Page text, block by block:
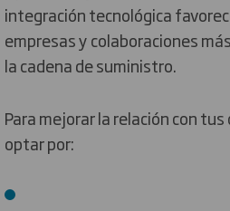
integración tecnológica
empresas y colaboraciones
la cadena de suministro.
Para mejorar la relación con
optar por: